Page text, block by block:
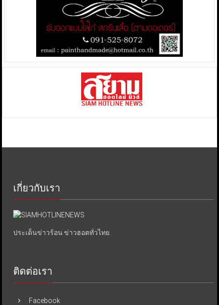
เกี่ยวกับเรา
ประเด็นข่าวร้อน ข่าวฮอตทั่วไทย.
ติดต่อเรา
Facebook